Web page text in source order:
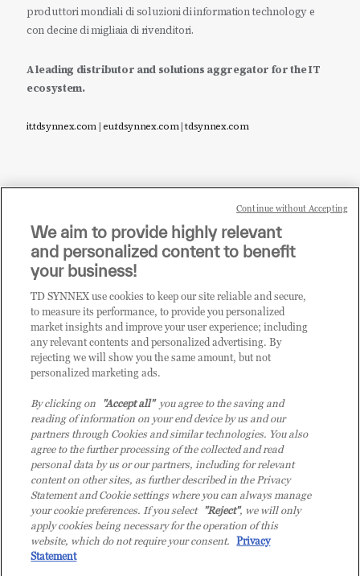
produttori mondiali di soluzioni di information technology e
con decine di migliaia di rivenditori.
A leading distributor and solutions aggregator for the IT
ecosystem.
it.tdsynnex.com|eu.tdsynnex.com|tdsynnex.com
Sei un rivenditore di tecnologia e desideri acquistare
i prodotti o le soluzioni trattate sul blog?
CLICCA QUI E DIVENTA
CLIENTE TD SYNNEX
© 2026 TD SYNNEX Italy S.r.l. - Sede legale: via Luigi Russolo 9, 20138 Milano
(MI) - Numero di iscrizione al Registro delle Imprese di Milano e Codice Fiscale:
07092780159 - P.IVA: 07092780159 - Eur 12.569.000,00 i.v - TD SYNNEX e TD
We aim to provide highly relevant
and personalized content to benefit
your business!
TD SYNNEX use cookies to keep our site reliable and secure,
to measure its performance, to provide you personalized
market insights and improve your user experience; including
any relevant contents and personalized advertising. By
rejecting we will show you the same amount, but not
personalized marketing ads.
By clicking on "Accept all"you agree to the saving and
reading of information on your end device by us and our
partners through Cookies and similar technologies. You also
agree to the further processing of the collected and read
personal data by us or our partners, including for relevant
content on other sites, as further described in the Privacy
Statement and Cookie settings where you can always manage
your cookie preferences. If you select "Reject", we will only
apply cookies being necessary for the operation of this
website, which do not require your consent. Privacy
Statement
Continue without Accepting